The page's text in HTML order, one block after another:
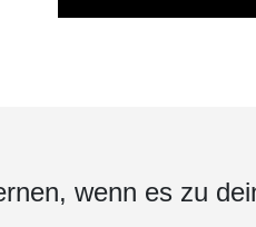
wenn es zu